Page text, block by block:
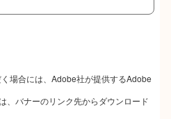
場合には、Adobe社が提供するAdobe
、バナーのリンク先からダウンロード